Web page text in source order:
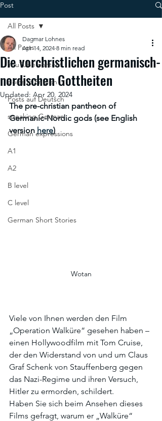
Post
All Posts
YouTube content
posts in English
Posts auf Deutsch
speaking German
German expressions
A1
A2
B level
C level
German Short Stories
All Posts
Die vorchristlichen germanisch-
nordischen Gottheiten
Dagmar Lohnes
Apr 14, 2024 8 min read
Updated: Apr 20, 2024
The pre-christian pantheon of
Germanic-Nordic gods (see English
version here)
Wotan
Viele von Ihnen werden den Film
„Operation Walküre“ gesehen haben –
einen Hollywoodfilm mit Tom Cruise,
der den Widerstand von und um Claus
Graf Schenk von Stauffenberg gegen
das Nazi-Regime und ihren Versuch,
Hitler zu ermorden, schildert.
Haben Sie sich beim Ansehen dieses
Films gefragt, warum er „Walküre“